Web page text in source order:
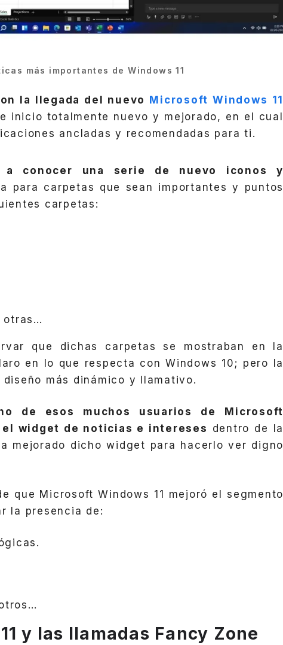
más importantes de Windows 11
la llegada del nuevo
Microsoft Windows 11
inicio totalmente nuevo y mejorado, en el cual
ancladas y recomendadas para ti.
a conocer una serie de nuevo iconos y
para carpetas que sean importantes y puntos
carpetas:
otras…
que dichas carpetas se mostraban en la
en lo que respecta con Windows 10; pero la
más dinámico y llamativo.
de esos muchos usuarios de Microsoft
el widget de noticias e intereses dentro de la
mejorado dicho widget para hacerlo ver digno
que Microsoft Windows 11 mejoró el segmento
la presencia de:
y las llamadas Fancy Zone